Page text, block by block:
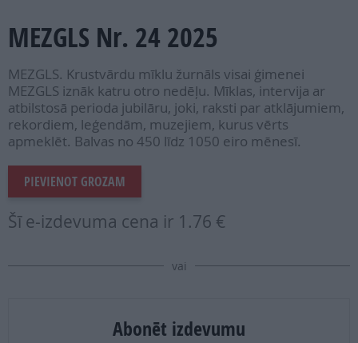
MEZGLS Nr. 24 2025
MEZGLS. Krustvārdu mīklu žurnāls visai ģimenei
MEZGLS iznāk katru otro nedēļu. Mīklas, intervija ar
atbilstosā perioda jubilāru, joki, raksti par atklājumiem,
rekordiem, leģendām, muzejiem, kurus vērts
apmeklēt. Balvas no 450 līdz 1050 eiro mēnesī.
PIEVIENOT GROZAM
Šī e-izdevuma cena ir 1.76 €
vai
Abonēt izdevumu